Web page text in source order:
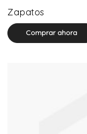
Zapatos
Comprar ahora